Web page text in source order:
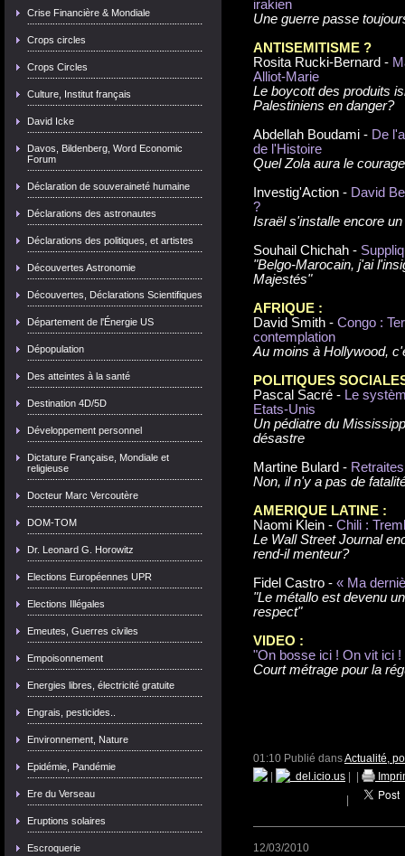
Crise Financière & Mondiale
Crops circles
Crops Circles
Culture, Institut français
David Icke
Davos, Bildenberg, Word Economic
Forum
Déclaration de souveraineté humaine
Déclarations des astronautes
Déclarations des politiques, et artistes
Découvertes Astronomie
Découvertes, Déclarations Scientifiques
Département de l'Énergie US
Dépopulation
Des atteintes à la santé
Destination 4D/5D
Développement personnel
Dictature Française, Mondiale et
religieuse
Docteur Marc Vercoutère
DOM-TOM
Dr. Leonard G. Horowitz
Elections Européennes UPR
Elections Illégales
Emeutes, Guerres civiles
Empoisonnement
Energies libres, électricité gratuite
Engrais, pesticides..
Environnement, Nature
Epidémie, Pandémie
Ere du Verseau
Eruptions solaires
Escroquerie
irakien
Une guerre passe
ANTISEMITISME ?
Rosita Rucki-Bernard -
Alliot-Marie
Le boycott des produits
Palestiniens en danger?
Abdellah Boudami - De
de l'Histoire
Quel Zola aura le
Investig'Action - David
?
Israël s'installe encore
Souhail Chichah -
"Belgo-Marocain, j'ai
Majestés"
AFRIQUE :
David Smith - Congo :
contemplation
Au moins à Hollywood,
POLITIQUES
Pascal Sacré - Le
Etats-Unis
Un pédiatre du
désastre
Martine Bulard -
Non, il n'y a pas de
AMERIQUE LATINE :
Naomi Klein - Chili :
Le Wall Street Journal
rend-il menteur?
Fidel Castro - « Ma
"Le métallo est devenu
respect"
VIDEO :
"On bosse ici ! On vit ici
Court métrage pour la
01:10 Publié dansActualité,
del.icio.us
12/03/2010